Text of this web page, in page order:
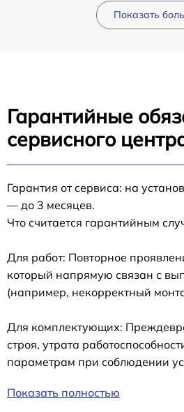
Показать
Гарантийные
сервисного
Гарантия от сервиса: на
— до 3 месяцев.
Что считается гарантийным
Для работ: Повторное
который напрямую связан с
(например, некорректный
Для комплектующих:
строя, утрата
параметрам при соблюдении
Показать полностью